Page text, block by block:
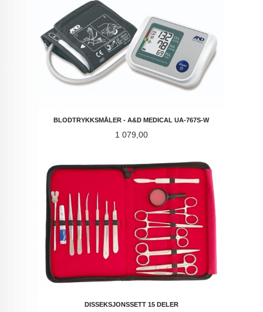
BLODTRYKKSMÅLER - A&D MEDICAL UA-767S-W
Pris
1 079,00
DISSEKSJONSSETT 15 DELER